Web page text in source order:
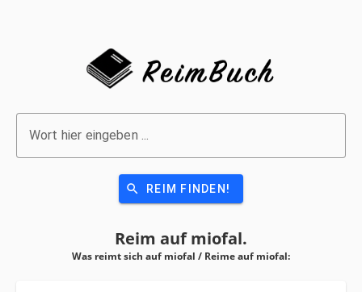
Wort hier eingeben ...
search REIM FINDEN!
Reim aufmiofal.
Was reimt sich auf miofal / Reime auf miofal: